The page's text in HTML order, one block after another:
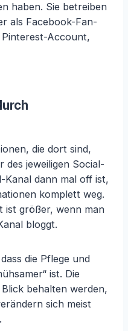
haben. Sie betreiben
als Facebook-Fan-
Account,
die dort sind,
des jeweiligen Social-
Kanal dann mal off ist,
komplett weg.
ist größer, wenn man
bloggt.
die Pflege und
ist. Die
behalten werden,
sich meist